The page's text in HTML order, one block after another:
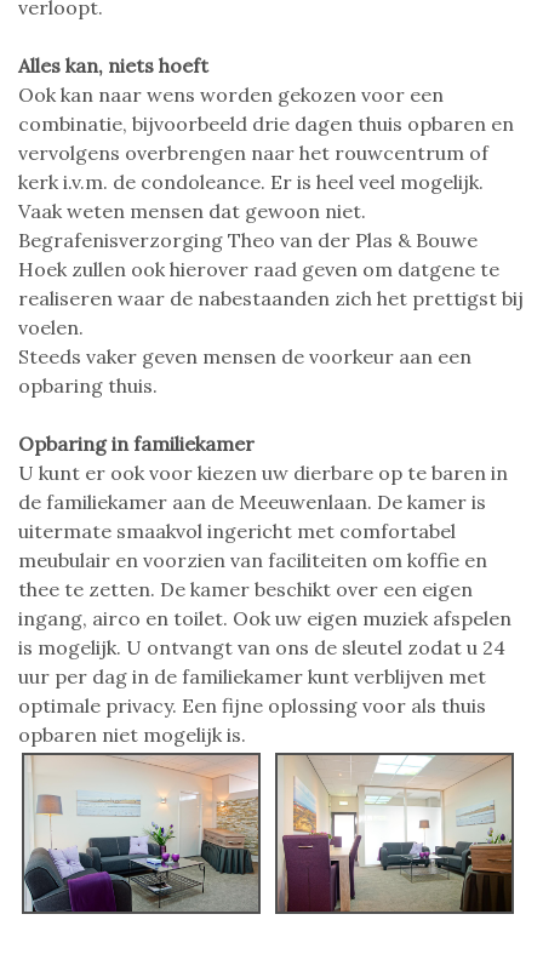
verloopt.
Alles kan, niets hoeft
Ook kan naar wens worden gekozen voor een
combinatie, bijvoorbeeld drie dagen thuis opbaren en
vervolgens overbrengen naar het rouwcentrum of
kerk i.v.m. de condoleance. Er is heel veel mogelijk.
Vaak weten mensen dat gewoon niet.
Begrafenisverzorging Theo van der Plas & Bouwe
Hoek zullen ook hierover raad geven om datgene te
realiseren waar de nabestaanden zich het prettigst bij
voelen.
Steeds vaker geven mensen de voorkeur aan een
opbaring thuis.
Opbaring in familiekamer
U kunt er ook voor kiezen uw dierbare op te baren in
de familiekamer aan de Meeuwenlaan. De kamer is
uitermate smaakvol ingericht met comfortabel
meubulair en voorzien van faciliteiten om koffie en
thee te zetten. De kamer beschikt over een eigen
ingang, airco en toilet. Ook uw eigen muziek afspelen
is mogelijk. U ontvangt van ons de sleutel zodat u 24
uur per dag in de familiekamer kunt verblijven met
optimale privacy. Een fijne oplossing voor als thuis
opbaren niet mogelijk is.